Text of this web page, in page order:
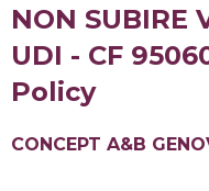
NON SUBIRE
UDI - CF
Policy
CONCEPT A&B